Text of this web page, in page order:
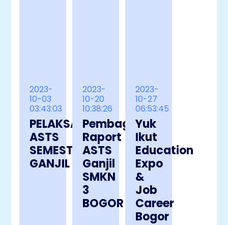
2023-
10-03
03:43:03
PELAKSANAAN
ASTS
SEMESTER
GANJIL
2023-
10-20
10:38:26
Pembagian
Raport
ASTS
Ganjil
SMKN
3
BOGOR
2023-
10-27
06:53:45
Yuk
Ikut
Education
Expo
&
Job
Career
Bogor